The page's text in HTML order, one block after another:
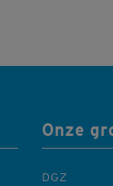
Onze
DGZ